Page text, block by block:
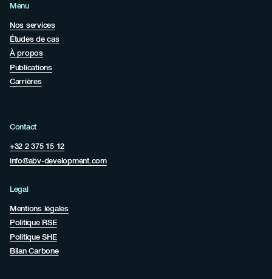
Menu
Nos services
Études de cas
À propos
Publications
Carrières
Contact
+32 2 375 15 12
info@abv-development.com
Legal
Mentions légales
Politique RSE
Politique SHE
Bilan Carbone